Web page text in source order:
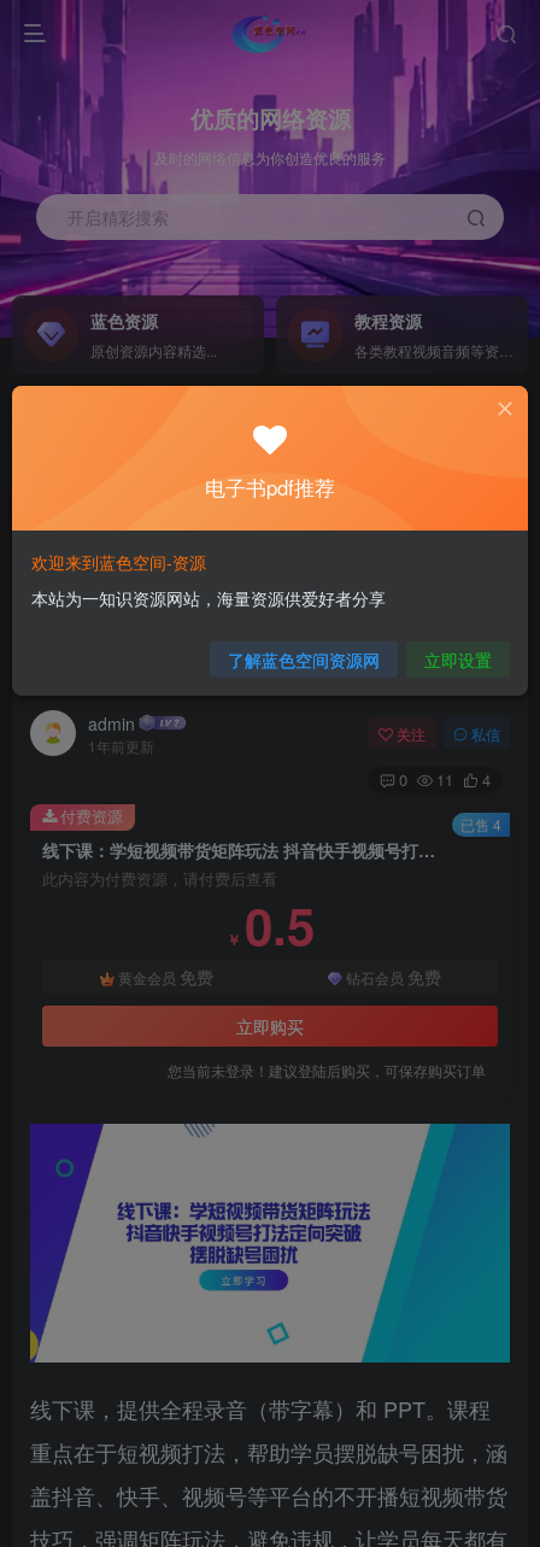
优质的网络资源
及时的网络信息为你创造优良的服务
开启精彩搜索
蓝色资源
原创资源内容精选...
教程资源
计算机 移动设备 软件下载....
电子书籍下载...
首页 电商运营 正文
线下课：学短视频带货矩阵玩法 抖音快手视频号
打法定向突破，摆脱缺号困扰
admin
1年前更新
关注 私信
0 11 4
线下课：学短视频带货矩阵玩法 抖音快手视频号打法定向突破，摆脱缺号困扰
此内容为付费资源，请付费后查看
￥ 0.5
黄金会员 免费 钻石会员 免费
立即购买
您当前未登录！建议登陆后购买，可保存购买订单
付费资源 已售 4
线下课，提供全程录音（带字幕）和 PPT。课程
重点在于短视频打法，帮助学员摆脱缺号困扰，涵
盖抖音、快手、视频号等平台的不开播短视频带货
技巧，强调矩阵玩法，避免违规，让学员每天都有
电子书pdf推荐
欢迎来到蓝色空间-资源
本站为一知识资源网站，海量资源供爱好者分享
了解蓝色空间资源网 立即设置